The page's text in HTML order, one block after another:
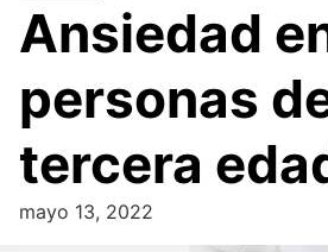
Ansiedad
personas
tercera
mayo 13, 2022